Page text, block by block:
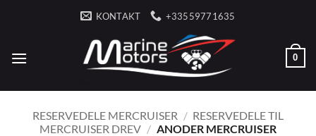
KONTAKT +33559771635
0
RESERVEDELE MERCRUISER / RESERVEDELE TIL
MERCRUISER DREV / ANODER MERCRUISER